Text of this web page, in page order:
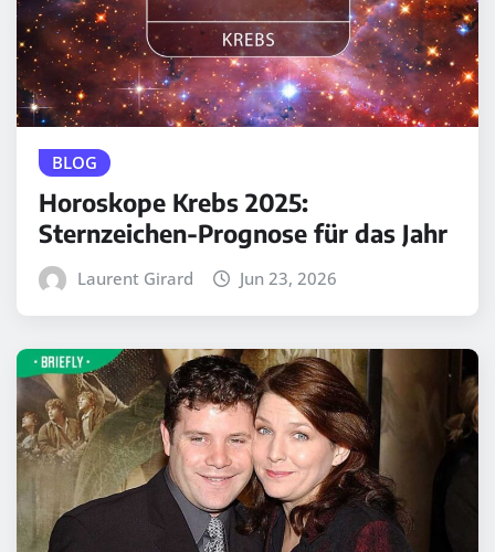
BLOG
Horoskope Krebs 2025:
Sternzeichen-Prognose für das Jahr
Laurent Girard Jun 23, 2026